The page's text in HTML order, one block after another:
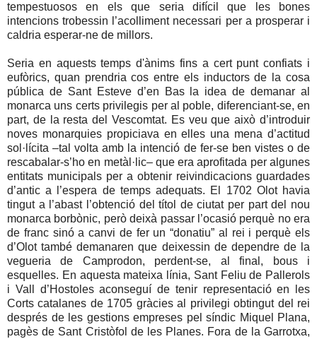
tempestuosos en els que seria difícil que les bones
intencions trobessin l’acolliment necessari per a prosperar i
caldria esperar-ne de millors.
Seria en aquests temps d'ànims fins a cert punt confiats i
eufòrics, quan prendria cos entre els inductors de la cosa
pública de Sant Esteve d’en Bas la idea de demanar al
monarca uns certs privilegis per al poble, diferenciant-se, en
part, de la resta del Vescomtat. Es veu que això d’introduir
noves monarquies propiciava en elles una mena d’actitud
sol·lícita –tal volta amb la intenció de fer-se ben vistes o de
rescabalar-s’ho en metàl·lic– que era aprofitada per algunes
entitats municipals per a obtenir reivindicacions guardades
d’antic a l’espera de temps adequats. El 1702 Olot havia
tingut a l’abast l’obtenció del títol de ciutat per part del nou
monarca borbònic, però deixà passar l’ocasió perquè no era
de franc sinó a canvi de fer un “donatiu” al rei i perquè els
d’Olot també demanaren que deixessin de dependre de la
vegueria de Camprodon, perdent-se, al final, bous i
esquelles. En aquesta mateixa línia, Sant Feliu de Pallerols
i Vall d’Hostoles aconseguí de tenir representació en les
Corts catalanes de 1705 gràcies al privilegi obtingut del rei
després de les gestions empreses pel síndic Miquel Plana,
pagès de Sant Cristòfol de les Planes. Fora de la Garrotxa,